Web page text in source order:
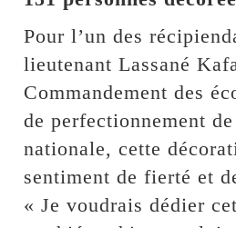
Pour l’un des
lieutenant Lassané
Commandement des
de perfectionnement
nationale, cette
sentiment de fierté et
« Je voudrais dédier